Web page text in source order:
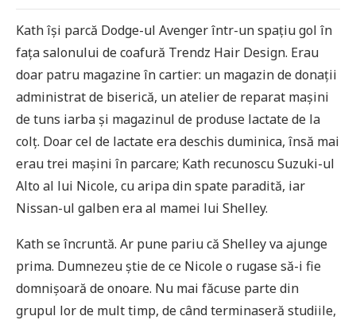
Kath își parcă Dodge-ul Avenger într-un spațiu gol în
fața salonului de coafură Trendz Hair Design. Erau
doar patru magazine în cartier: un magazin de donații
administrat de biserică, un atelier de reparat mașini
de tuns iarba și magazinul de produse lactate de la
colț. Doar cel de lactate era deschis duminica, însă mai
erau trei mașini în parcare; Kath recunoscu Suzuki-ul
Alto al lui Nicole, cu aripa din spate paradită, iar
Nissan-ul galben era al mamei lui Shelley.
Kath se încruntă. Ar pune pariu că Shelley va ajunge
prima. Dumnezeu știe de ce Nicole o rugase să-i fie
domnișoară de onoare. Nu mai făcuse parte din
grupul lor de mult timp, de când terminaseră studiile,